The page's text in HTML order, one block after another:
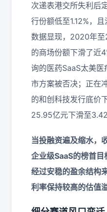
次递表港交所失利后
行份额低至1.12%，
数据显现，2020年
的商场份额下滑了近
询的医药SaaS太美
市方案被否决；正在
的和创科技发行底价
25.95亿元下滑至3.42
当投融资遍及缩水，
企业级SaaS的榜首
经过安稳的盈余结构
利率保持较高的估值